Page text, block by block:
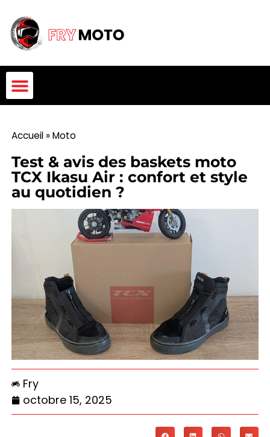
Accueil»Moto
Test & avis des baskets moto
TCX Ikasu Air : confort et style
au quotidien ?
Fry
octobre 15, 2025